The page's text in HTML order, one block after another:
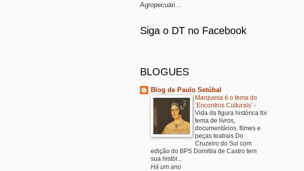
Agropecuári...
Siga o DT no Facebook
BLOGUES
Blog de Paulo Setúbal
Marquesa é o tema do
‘Encontros Culturais’ -
Vida da figura histórica foi
tema de livros,
documentários, filmes e
peças teatrais Do
Cruzeiro do Sul com
edição do BPS Domitila de Castro tem
sua histór...
Há um ano